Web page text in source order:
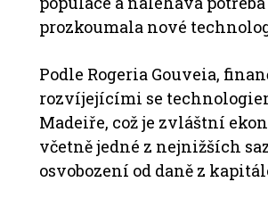
prozkoumala nové
Podle Rogeria Gouveia,
rozvíjejícími se
Madeiře, což je zvláštní
včetně jedné z nejnižších
osvobození od daně z